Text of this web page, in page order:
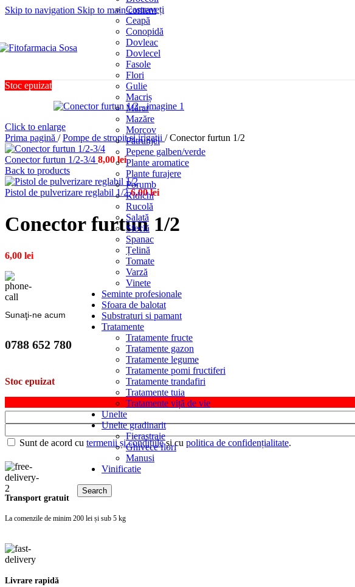
Skip to navigation Skip to main content
Castraveți
Ceapă
Conopidă
Dovleac
Dovlecel
Fasole
Flori
Gulie
Macriș
Mărar
Mazăre
Morcov
Pătrunjel
Pepene galben/verde
Plante aromatice
Plante furajere
Porumb
Ridichi
Rucolă
Salată
Sfeclă
Spanac
Țelină
Tomate
Varză
Vinete
Seminte profesionale
Sfoara de balotat
Substraturi si pamant
Tratamente
Tratamente fructe
Tratamente gazon
Tratamente legume
Tratamente pomi fructiferi
Tratamente trandafiri
Tratamente tuia
Tratamente viță de vie
Unelte
Unelte gradinarit
Fierastraie
Ghivece flori
Manusi
Vinificatie
Search
Stoc epuizat
Click to enlarge
Prima pagină / Pompe de stropit si irigații / Conector furtun 1/2
Conector furtun 1/2-3/4 8,00lei
Back to products
Pistol de pulverizare reglabil 1/26,00lei
Conector furtun 1/2
6,00 lei
Sunaţi-ne acum
0788 652 780
Stoc epuizat
Sunt de acord cu termenii și condițiileși cu politica de confidențialitate.
Transport gratuit
La comenzile de minim 200 lei și sub 5 kg
Livrare rapidă